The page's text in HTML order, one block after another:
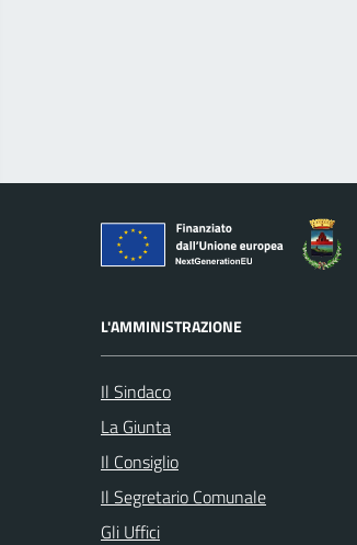
L'AMMINISTRAZIONE
Il Sindaco
La Giunta
Il Consiglio
Il Segretario Comunale
Gli Uffici